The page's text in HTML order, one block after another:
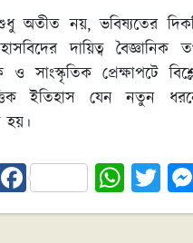
অতীত নয়, ভবিষ্যতের
দায়িত্ব বৈজ্ঞানিক
ও সাংস্কৃতিক প্রেক্ষাপটে
ইতিহাস যেন নতুন
হয়।
Fa
ce
W
h
T
wi